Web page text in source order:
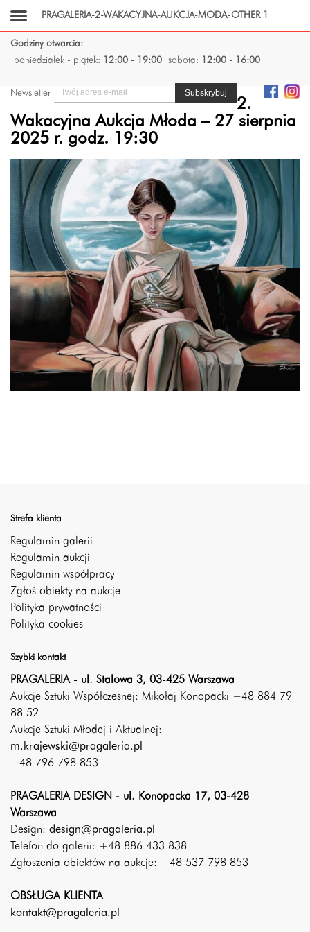
Godziny otwarcia:
poniedziałek - piątek:
12:00 - 19:00 sobota: 12:00 - 16:00
Newsletter
2.
Wakacyjna Aukcja Młoda – 27 sierpnia
2025 r. godz. 19:30
Strefa klienta
Regulamin galerii
Regulamin aukcji
Regulamin współpracy
Zgłoś obiekty na aukcje
Polityka prywatności
Polityka cookies
Szybki kontakt
PRAGALERIA - ul. Stalowa 3, 03-425 Warszawa
Aukcje Sztuki Współczesnej: Mikołaj Konopacki +48 884 79
88 52
Aukcje Sztuki Młodej i Aktualnej:
m.krajewski@pragaleria.pl
+48 796 798 853
PRAGALERIA DESIGN - ul. Konopacka 17, 03-428
Warszawa
Design: design@pragaleria.pl
Telefon do galerii: +48 886 433 838
Zgłoszenia obiektów na aukcje: +48 537 798 853
OBSŁUGA KLIENTA
kontakt@pragaleria.pl
PRAGALERIA-2-WAKACYJNA-AUKCJA-MODA-OTHER 1